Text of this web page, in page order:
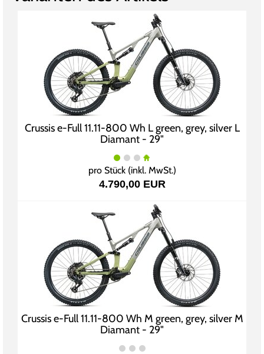
Crussis e-Full 11.11-800 Wh L green, grey, silver L
Diamant - 29"
pro Stück (inkl. MwSt.)
4.790,00 EUR
Crussis e-Full 11.11-800 Wh M green, grey, silver M
Diamant - 29"